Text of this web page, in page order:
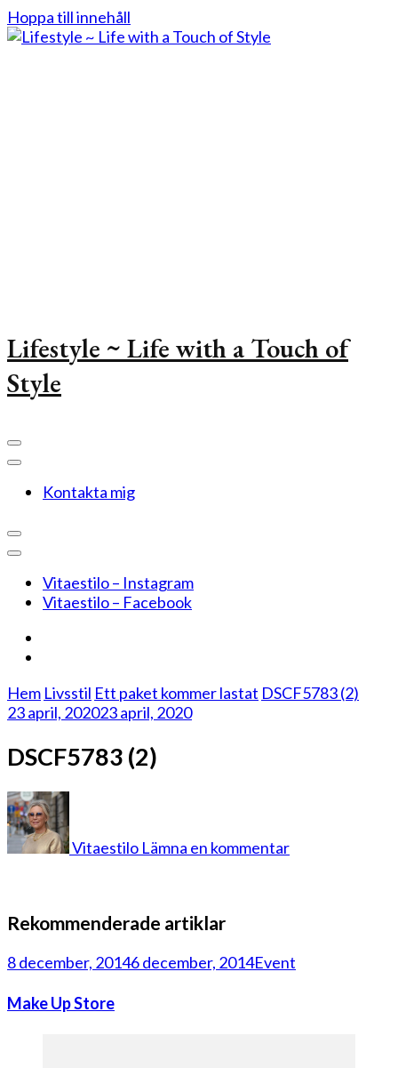
Hoppa till innehåll
Lifestyle ~ Life with a Touch of
Style
Kontakta mig
Vitaestilo – Instagram
Vitaestilo – Facebook
Hem Livsstil Ett paket kommer lastat DSCF5783 (2)
23 april, 202023 april, 2020
DSCF5783 (2)
Vitaestilo Lämna en kommentar
Rekommenderade artiklar
8 december, 20146 december, 2014Event
Make Up Store